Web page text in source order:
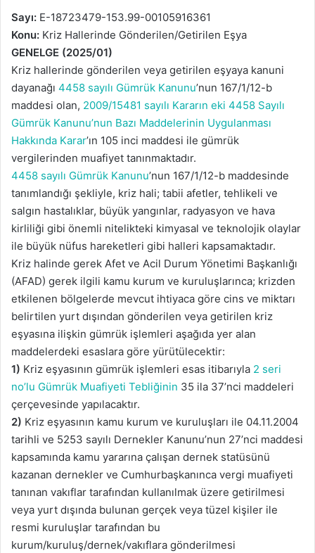
Sayı: E-18723479-153.99-00105916361
Konu: Kriz Hallerinde Gönderilen/Getirilen Eşya
GENELGE (2025/01)
Kriz hallerinde gönderilen veya getirilen eşyaya kanuni
dayanağı 4458 sayılı Gümrük Kanunu’nun 167/1/12-b
maddesi olan, 2009/15481 sayılı Kararın eki 4458 Sayılı
Gümrük Kanunu’nun Bazı Maddelerinin Uygulanması
Hakkında Karar’ın 105 inci maddesi ile gümrük
vergilerinden muafiyet tanınmaktadır.
4458 sayılı Gümrük Kanunu’nun 167/1/12-b maddesinde
tanımlandığı şekliyle, kriz hali; tabii afetler, tehlikeli ve
salgın hastalıklar, büyük yangınlar, radyasyon ve hava
kirliliği gibi önemli nitelikteki kimyasal ve teknolojik olaylar
ile büyük nüfus hareketleri gibi halleri kapsamaktadır.
Kriz halinde gerek Afet ve Acil Durum Yönetimi Başkanlığı
(AFAD) gerek ilgili kamu kurum ve kuruluşlarınca; krizden
etkilenen bölgelerde mevcut ihtiyaca göre cins ve miktarı
belirtilen yurt dışından gönderilen veya getirilen kriz
eşyasına ilişkin gümrük işlemleri aşağıda yer alan
maddelerdeki esaslara göre yürütülecektir:
1) Kriz eşyasının gümrük işlemleri esas itibarıyla 2 seri
no’lu Gümrük Muafiyeti Tebliğinin 35 ila 37’nci maddeleri
çerçevesinde yapılacaktır.
2) Kriz eşyasının kamu kurum ve kuruluşları ile 04.11.2004
tarihli ve 5253 sayılı Dernekler Kanunu’nun 27’nci maddesi
kapsamında kamu yararına çalışan dernek statüsünü
kazanan dernekler ve Cumhurbaşkanınca vergi muafiyeti
tanınan vakıflar tarafından kullanılmak üzere getirilmesi
veya yurt dışında bulunan gerçek veya tüzel kişiler ile
resmi kuruluşlar tarafından bu
kurum/kuruluş/dernek/vakıflara gönderilmesi